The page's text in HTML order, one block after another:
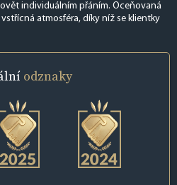
individuálním přáním. Oceňovaná
atmosféra, díky níž se klientky
odznaky